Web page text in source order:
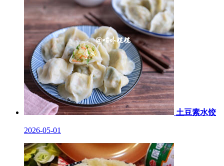
土豆素水饺
2026-05-01